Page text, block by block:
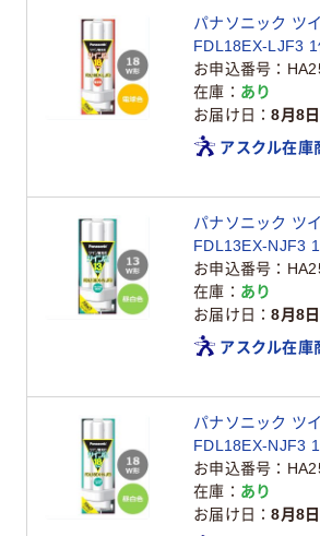
パナソニック ツ
FDL18EX-LJF3 1
お申込番号
在庫
あり
お届け日
8月8日
アスクル在庫
パナソニック ツ
FDL13EX-NJF3
お申込番号
在庫
あり
お届け日
8月8日
アスクル在庫
パナソニック ツ
FDL18EX-NJF3
お申込番号
在庫
あり
お届け日
8月8日